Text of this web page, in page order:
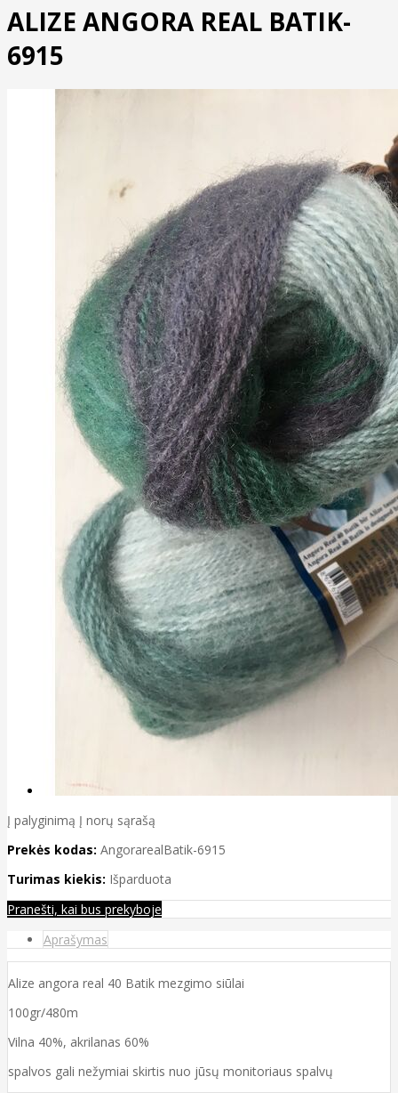
ALIZE ANGORA REAL BATIK-
6915
Į palyginimą Į norų sąrašą
Prekės kodas: AngorarealBatik-6915
Turimas kiekis: Išparduota
Pranešti, kai bus prekyboje
Aprašymas
Alize angora real 40 Batik mezgimo siūlai
100gr/480m
Vilna 40%, akrilanas 60%
spalvos gali nežymiai skirtis nuo jūsų monitoriaus spalvų